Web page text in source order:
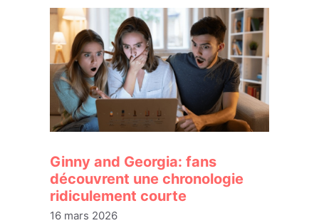
Ginny and Georgia: fans
découvrent une chronologie
ridiculement courte
16 mars 2026